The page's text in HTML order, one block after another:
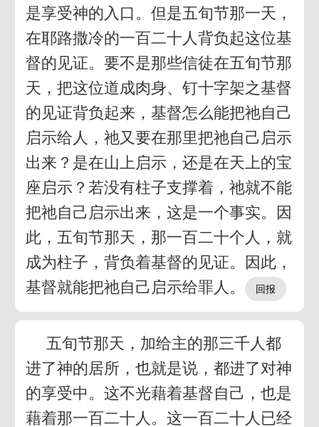
是享受神的入口。但是五旬节那一天，
在耶路撒冷的一百二十人背负起这位基
督的见证。要不是那些信徒在五旬节那
天，把这位道成肉身、钉十字架之基督
的见证背负起来，基督怎么能把祂自己
启示给人，祂又要在那里把祂自己启示
出来？是在山上启示，还是在天上的宝
座启示？若没有柱子支撑着，祂就不能
把祂自己启示出来，这是一个事实。因
此，五旬节那天，那一百二十个人，就
成为柱子，背负着基督的见证。因此，
基督就能把祂自己启示给罪人。
五旬节那天，加给主的那三千人都
进了神的居所，也就是说，都进了对神
的享受中。这不光藉着基督自己，也是
藉着那一百二十人。这一百二十人已经